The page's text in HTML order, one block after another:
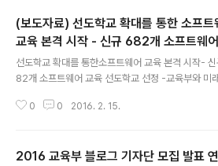
(보도자료) 선도학교 확대를 통한 소프트
교육 본격 시작 - 신규 682개 소프트웨
육 선도학교 선정 -
선도학교 확대를 통한소프트웨어 교육 본격 시작-
82개 소프트웨어 교육 선도학교 선정 -교육부와 미
육청 공모를 통해 3월 중 선정 완료, 최대 2년간 운영
내실 있는 준비를 위해 올해 682개의 「소프트웨어 교
0 0 2016. 2. 15.
2016 교육부 블로그 기자단 모집 발표 연